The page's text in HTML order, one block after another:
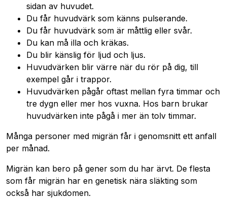
sidan av huvudet.
Du får huvudvärk som känns pulserande.
Du får huvudvärk som är måttlig eller svår.
Du kan må illa och kräkas.
Du blir känslig för ljud och ljus.
Huvudvärken blir värre när du rör på dig, till
exempel går i trappor.
Huvudvärken pågår oftast mellan fyra timmar och
tre dygn eller mer hos vuxna. Hos barn brukar
huvudvärken inte pågå i mer än tolv timmar.
Många personer med migrän får i genomsnitt ett anfall
per månad.
Migrän kan bero på gener som du har ärvt. De flesta
som får migrän har en genetisk nära släkting som
också har sjukdomen.